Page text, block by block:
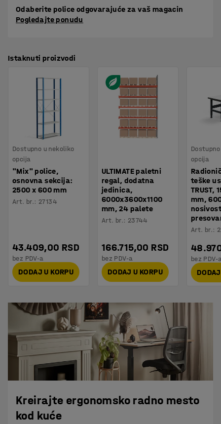
Odaberite police odgovarajuće za vaš magacin
Pogledajte ponudu
Istaknuti proizvodi
Dostupno u nekoliko
opcija
"Mix" police,
osnovna sekcija:
2500 x 600 mm
Art. br.: 27134
43.409,00 RSD
bez PDV-a
DODAJ U KORPU
ULTIMATE paletni
regal, dodatna
jedinica,
6000x3600x1100
mm, 24 palete
Art. br.: 23744
166.715,00 RSD
bez PDV-a
DODAJ U KORPU
opcija
teške
TRUST,
mm,
Art. br.:
bez PDV-
Kreirajte ergonomsko radno mesto
kod kuće